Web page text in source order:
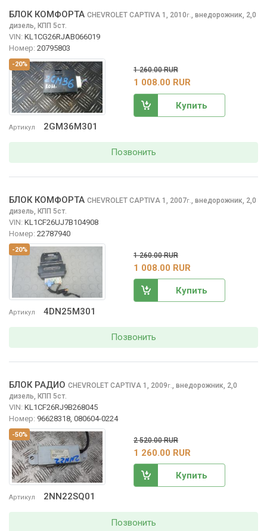
-20%
Артикул 2GM36M301
БЛОК КОМФОРТА CHEVROLET CAPTIVA 1, 2010г., внедорожник, 2,0
дизель, КПП 5ст.
VIN: KL1CG26RJAB066019
Номер: 20795803
1 260.00 RUR
1 008.00 RUR
Купить
Позвонить
-20%
Артикул 4DN25M301
БЛОК КОМФОРТА CHEVROLET CAPTIVA 1, 2007г.
внедорожник, 2,0
дизель, КПП 5ст.
VIN: KL1CF26UJ7B104908
Номер: 22787940
1 260.00 RUR
1 008.00 RUR
Купить
Позвонить
-50%
Артикул 2NN22SQ01
БЛОК РАДИО CHEVROLET CAPTIVA 1, 2009г.
внедорожник, 2,0
дизель, КПП 5ст.
VIN: KL1CF26RJ9B268045
Номер: 96628318, 080604-0224
2 520.00 RUR
1 260.00 RUR
Купить
Позвонить